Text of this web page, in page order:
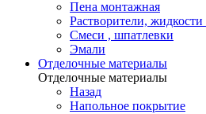
Пена монтажная
Растворители,
Смеси , шпатлевки
Эмали
Отделочные материалы
Отделочные материалы
Назад
Напольное покрытие